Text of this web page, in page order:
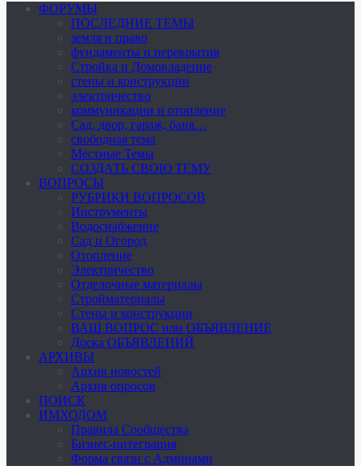
ФОРУМЫ
ПОСЛЕДНИЕ ТЕМЫ
земля и право
фундаменты и перекрытия
Стройка и Домовладение
стены и конструкции
электричество
коммуникации и отопление
Cад, двор, гараж, баня…
свободная тема
Местные Темы
СОЗДАТЬ СВОЮ ТЕМУ
ВОПРОСЫ
РУБРИКИ ВОПРОСОВ
Инструменты
Водоснабжение
Сад и Огород
Отопление
Электричество
Отделочные материалы
Стройматериалы
Стены и конструкции
ВАШ ВОПРОС или ОБЪЯВЛЕНИЕ
Доска ОБЪЯВЛЕНИЙ
АРХИВЫ
Архив новостей
Архив опросов
ПОИСК
ИМХОДОМ
Правила Сообщества
Бизнес-интеграция
Форма связи с Админами